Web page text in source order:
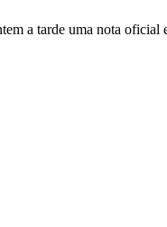
a tarde uma nota oficial